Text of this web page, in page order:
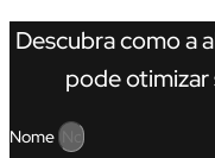
Descubra como a
pode otimizar
Nome